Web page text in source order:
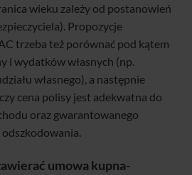
wieku zależy od postanowień
Propozycje
trzeba też porównać pod kątem
i wydatków własnych (np.
własnego), a następnie
cena polisy jest adekwatna do
oraz gwarantowanego
umowa kupna-